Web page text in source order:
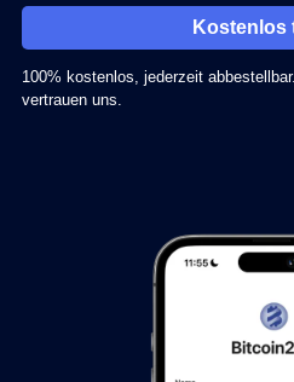
Kostenlos
100% kostenlos, jederzeit
vertrauen uns.